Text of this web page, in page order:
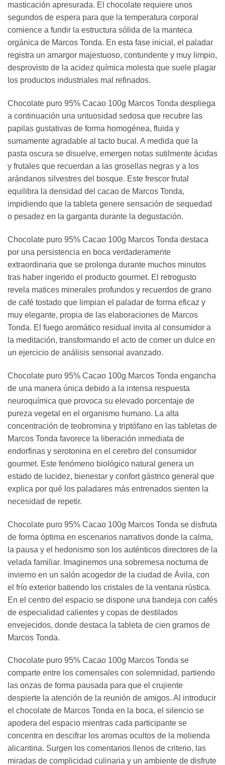
masticación apresurada. El chocolate requiere unos
segundos de espera para que la temperatura corporal
comience a fundir la estructura sólida de la manteca
orgánica de Marcos Tonda. En esta fase inicial, el paladar
registra un amargor majestuoso, contundente y muy limpio,
desprovisto de la acidez química molesta que suele plagar
los productos industriales mal refinados.
Chocolate puro 95% Cacao 100g Marcos Tonda despliega
a continuación una untuosidad sedosa que recubre las
papilas gustativas de forma homogénea, fluida y
sumamente agradable al tacto bucal. A medida que la
pasta oscura se disuelve, emergen notas sutilmente ácidas
y frutales que recuerdan a las grosellas negras y a los
arándanos silvestres del bosque. Este frescor frutal
equilibra la densidad del cacao de Marcos Tonda,
impidiendo que la tableta genere sensación de sequedad
o pesadez en la garganta durante la degustación.
Chocolate puro 95% Cacao 100g Marcos Tonda destaca
por una persistencia en boca verdaderamente
extraordinaria que se prolonga durante muchos minutos
tras haber ingerido el producto gourmet. El retrogusto
revela matices minerales profundos y recuerdos de grano
de café tostado que limpian el paladar de forma eficaz y
muy elegante, propia de las elaboraciones de Marcos
Tonda. El fuego aromático residual invita al consumidor a
la meditación, transformando el acto de comer un dulce en
un ejercicio de análisis sensorial avanzado.
Chocolate puro 95% Cacao 100g Marcos Tonda engancha
de una manera única debido a la intensa respuesta
neuroquímica que provoca su elevado porcentaje de
pureza vegetal en el organismo humano. La alta
concentración de teobromina y triptófano en las tabletas de
Marcos Tonda favorece la liberación inmediata de
endorfinas y serotonina en el cerebro del consumidor
gourmet. Este fenómeno biológico natural genera un
estado de lucidez, bienestar y confort gástrico general que
explica por qué los paladares más entrenados sienten la
necesidad de repetir.
Chocolate puro 95% Cacao 100g Marcos Tonda se disfruta
de forma óptima en escenarios narrativos donde la calma,
la pausa y el hedonismo son los auténticos directores de la
velada familiar. Imaginemos una sobremesa nocturna de
invierno en un salón acogedor de la ciudad de Ávila, con
el frío exterior batiendo los cristales de la ventana rústica.
En el centro del espacio se dispone una bandeja con cafés
de especialidad calientes y copas de destilados
envejecidos, donde destaca la tableta de cien gramos de
Marcos Tonda.
Chocolate puro 95% Cacao 100g Marcos Tonda se
comparte entre los comensales con solemnidad, partiendo
las onzas de forma pausada para que el crujiente
despierte la atención de la reunión de amigos. Al introducir
el chocolate de Marcos Tonda en la boca, el silencio se
apodera del espacio mientras cada participante se
concentra en descifrar los aromas ocultos de la molienda
alicantina. Surgen los comentarios llenos de criterio, las
miradas de complicidad culinaria y un ambiente de disfrute